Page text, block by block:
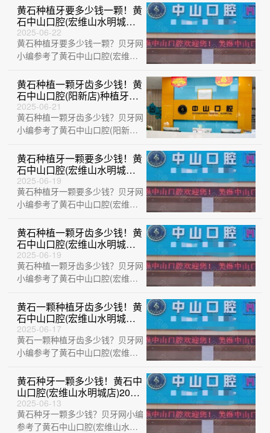
口腔···
黄石种植牙要多少钱一颗！黄
石中山口腔(宏维山水明城店)
种牙超划算，瑞士百丹特
Biodente种植牙：9687元起/
颗！
2025-06-22
黄石种植牙要多少钱一颗？贝牙网
小编参考了黄石中山口腔(宏维山
店)、···
黄石种植一颗牙齿多少钱！黄
石中山口腔(阳新店)种植牙收
费表公布，德国贝格bego种
植体：5391元起/颗！
2025-06-21
黄石种植一颗牙齿多少钱？贝牙网
小编参考了黄石中山口腔(阳新
店)、湖北平···
黄石种植牙一颗要多少钱！黄
石中山口腔(宏维山水明城店)
种植牙价目表已更新，美国欧
妮泰Basic种植系统：6582元
起/颗！
2025-06-19
黄石种植牙一颗要多少钱？贝牙网
小编参考了黄石中山口腔(宏维山
店)、黄···
黄石种植一颗牙齿多少钱！黄
石中山口腔(宏维山水明城
店)2023全新种牙价目表，瑞
典Astra种植牙：9959元起/
颗！
2025-06-19
黄石种植一颗牙齿多少钱？贝牙网
小编参考了黄石中山口腔(宏维山
华府店)···
黄石一颗种植牙齿多少钱！黄
石中山口腔(宏维山水明城店)
种植牙新价格已确定，国产莱
顿BLB种植牙价格：3733元
起/颗！
2025-06-17
黄石一颗种植牙齿多少钱？贝牙网
小编参考了黄石中山口腔(宏维山
华玉新时代···
黄石种牙一颗多少钱！黄石中
山口腔(宏维山水明城店)2023
全新种牙价目表，瑞士iti：
6813元起/颗！
2025-06-13
黄石种牙一颗多少钱？贝牙网小编
参考了黄石中山口腔(宏维山水明